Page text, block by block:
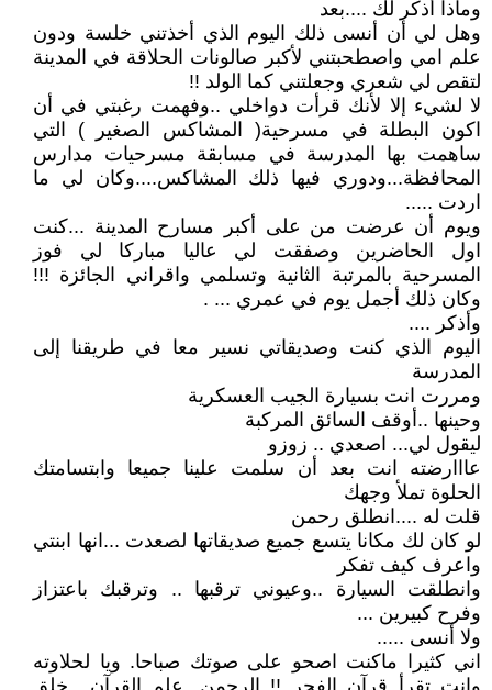
وماذا أذكر لك ....بعد
وهل لي أن أنسى ذلك اليوم الذي أخذتني خلسة ودون
علم امي واصطحبتني لأكبر صالونات الحلاقة في المدينة
لتقص لي شعري وجعلتني كما الولد !!
لا لشيء إلا لأنك قرأت دواخلي ..وفهمت رغبتي في أن
اكون البطلة في مسرحية( المشاكس الصغير ) التي
ساهمت بها المدرسة في مسابقة مسرحيات مدارس
المحافظة...ودوري فيها ذلك المشاكس....وكان لي ما
اردت .....
ويوم أن عرضت من على أكبر مسارح المدينة ...كنت
اول الحاضرين وصفقت لي عاليا مباركا لي فوز
المسرحية بالمرتبة الثانية وتسلمي واقراني الجائزة !!!
وكان ذلك أجمل يوم في عمري ... .
وأذكر ....
اليوم الذي كنت وصديقاتي نسير معا في طريقنا إلى
المدرسة
ومررت انت بسيارة الجيب العسكرية
وحينها ..أوقف السائق المركبة
ليقول لي... اصعدي .. زوزو
عااارضته انت بعد أن سلمت علينا جميعا وابتسامتك
الحلوة تملأ وجهك
قلت له ....انطلق رحمن
لو كان لك مكانا يتسع جميع صديقاتها لصعدت ...انها ابنتي
واعرف كيف تفكر
وانطلقت السيارة ..وعيوني ترقبها .. وترقبك باعتزاز
وفرح كبيرين ...
ولا أنسى .....
اني كثيرا ماكنت اصحو على صوتك صباحا. ويا لحلاوته